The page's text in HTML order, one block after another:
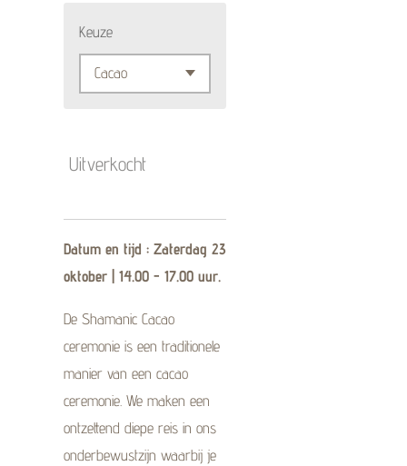
Keuze
Uitverkocht
Datum en tijd : Zaterdag 23
oktober | 14.00 - 17.00 uur.
De Shamanic Cacao
ceremonie is een traditionele
manier van een cacao
ceremonie. We maken een
ontzettend diepe reis in ons
onderbewustzijn waarbij je